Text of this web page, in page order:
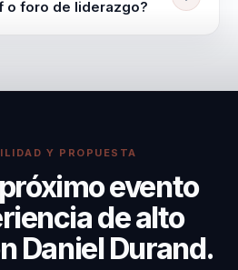
o foro de liderazgo?
retorno tangible al cambiar la
Y PROPUESTA
evento
de alto
Daniel Durand.